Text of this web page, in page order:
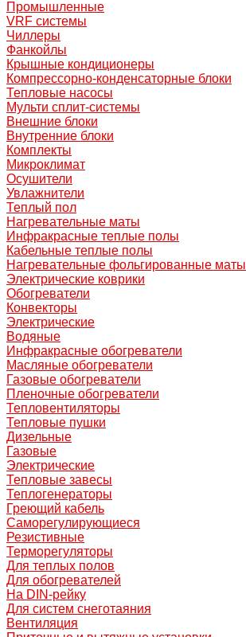
Промышленные
VRF системы
Чиллеры
Фанкойлы
Крышные кондиционеры
Компрессорно-конденсаторные блоки
Тепловые насосы
Мульти сплит-системы
Внешние блоки
Внутренние блоки
Комплекты
Микроклимат
Осушители
Увлажнители
Теплый пол
Нагревательные маты
Инфракрасные теплые полы
Кабельные теплые полы
Нагревательные фольгированные маты
Электрические коврики
Обогреватели
Конвекторы
Электрические
Водяные
Инфракрасные обогреватели
Масляные обогреватели
Газовые обогреватели
Пленочные обогреватели
Тепловентиляторы
Тепловые пушки
Дизельные
Газовые
Электрические
Тепловые завесы
Теплогенераторы
Греющий кабель
Саморегулирующиеся
Резистивные
Терморегуляторы
Для теплых полов
Для обогревателей
На DIN-рейку
Для систем снеготаяния
Вентиляция